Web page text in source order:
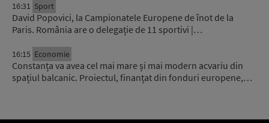
16:31 Sport
David Popovici, la Campionatele Europene de înot de la
Paris. România are o delegație de 11 sportivi |…
16:15 Economie
Constanța va avea cel mai mare și mai modern acvariu din
spațiul balcanic. Proiectul, finanțat din fonduri europene,…